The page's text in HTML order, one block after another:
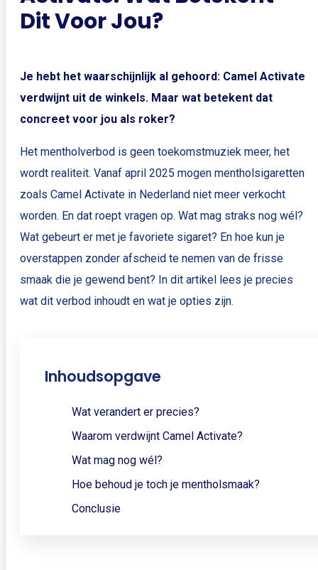
Dit Voor Jou?
Je hebt het waarschijnlijk al gehoord: Camel Activate
verdwijnt uit de winkels. Maar wat betekent dat
concreet voor jou als roker?
Het mentholverbod is geen toekomstmuziek meer, het
wordt realiteit. Vanaf april 2025 mogen mentholsigaretten
zoals Camel Activate in Nederland niet meer verkocht
worden. En dat roept vragen op. Wat mag straks nog wél?
Wat gebeurt er met je favoriete sigaret? En hoe kun je
overstappen zonder afscheid te nemen van de frisse
smaak die je gewend bent? In dit artikel lees je precies
wat dit verbod inhoudt en wat je opties zijn.
Inhoudsopgave
Wat verandert er precies?
Waarom verdwijnt Camel Activate?
Wat mag nog wél?
Hoe behoud je toch je mentholsmaak?
Conclusie